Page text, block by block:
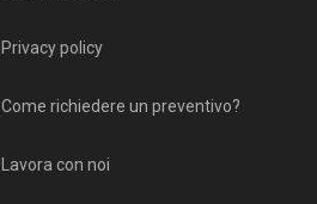
Privacy policy
Come richiedere un preventivo?
Lavora con noi